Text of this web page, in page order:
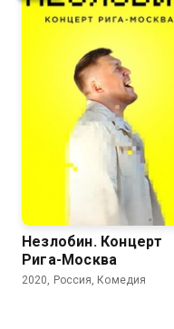
Незлобин. Концерт
Рига-Москва
2020, Россия, Комедия